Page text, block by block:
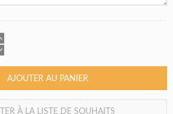
AJOUTER AU PANIER
À LA LISTE DE SOUHAITS